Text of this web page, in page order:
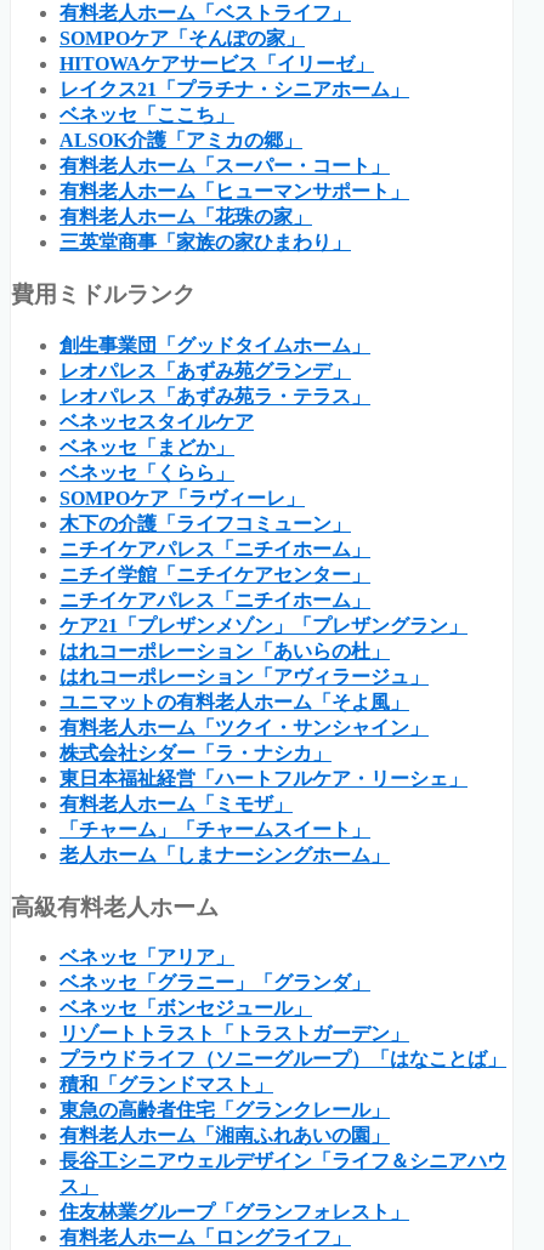
有料老人ホーム「ベストライフ」
SOMPOケア「そんぽの家」
HITOWAケアサービス「イリーゼ」
レイクス21「プラチナ・シニアホーム」
ベネッセ「ここち」
ALSOK介護「アミカの郷」
有料老人ホーム「スーパー・コート」
有料老人ホーム「ヒューマンサポート」
有料老人ホーム「花珠の家」
三英堂商事「家族の家ひまわり」
費用ミドルランク
創生事業団「グッドタイムホーム」
レオパレス「あずみ苑グランデ」
レオパレス「あずみ苑ラ・テラス」
ベネッセスタイルケア
ベネッセ「まどか」
ベネッセ「くらら」
SOMPOケア「ラヴィーレ」
木下の介護「ライフコミューン」
ニチイケアパレス「ニチイホーム」
ニチイ学館「ニチイケアセンター」
ニチイケアパレス「ニチイホーム」
ケア21「プレザンメゾン」「プレザングラン」
はれコーポレーション「あいらの杜」
はれコーポレーション「アヴィラージュ」
ユニマットの有料老人ホーム「そよ風」
有料老人ホーム「ツクイ・サンシャイン」
株式会社シダー「ラ・ナシカ」
東日本福祉経営「ハートフルケア・リーシェ」
有料老人ホーム「ミモザ」
「チャーム」「チャームスイート」
老人ホーム「しまナーシングホーム」
高級有料老人ホーム
ベネッセ「アリア」
ベネッセ「グラニー」「グランダ」
ベネッセ「ボンセジュール」
リゾートトラスト「トラストガーデン」
プラウドライフ（ソニーグループ）「はなことば」
積和「グランドマスト」
東急の高齢者住宅「グランクレール」
有料老人ホーム「湘南ふれあいの園」
長谷工シニアウェルデザイン「ライフ＆シニアハウ
ス」
住友林業グループ「グランフォレスト」
有料老人ホーム「ロングライフ」